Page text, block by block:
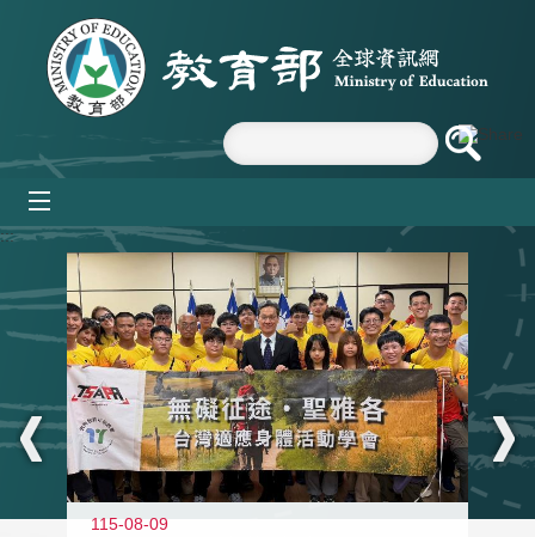
跳到主要內容區塊
:::
115-08-09